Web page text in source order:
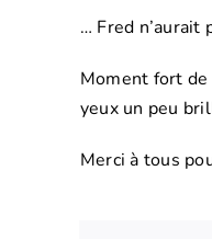
… Fred n’aurait
Moment fort
yeux un peu
Merci à tous